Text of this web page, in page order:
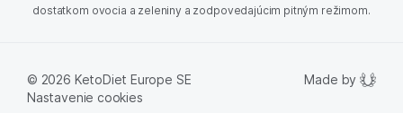
dostatkom ovocia a zeleniny a zodpovedajúcim pitným režimom.
© 2026 KetoDiet Europe SE
Nastavenie cookies
Made by